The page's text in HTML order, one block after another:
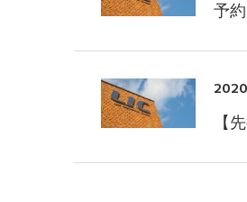
予
【